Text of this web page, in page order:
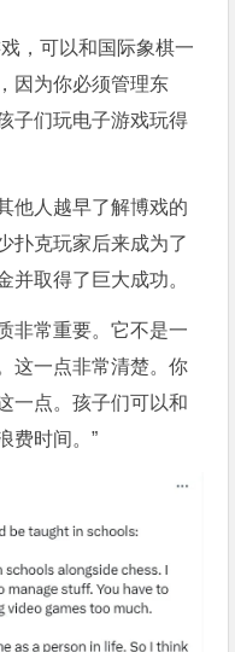
，可以和国际象棋一
因为你必须管理东
子们玩电子游戏玩得
他人越早了解博戏的
扑克玩家后来成为了
并取得了巨大成功。
非常重要。它不是一
这一点非常清楚。你
一点。孩子们可以和
费时间。”